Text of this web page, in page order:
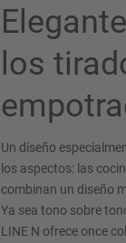
los
Un diseño
los aspectos: las
combinan un diseño
Ya sea tono sobre
LINE N ofrece once